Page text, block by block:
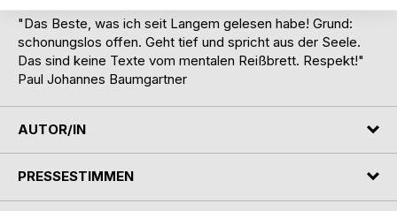
"Das Beste, was ich seit Langem gelesen habe! Grund:
schonungslos offen. Geht tief und spricht aus der Seele.
Das sind keine Texte vom mentalen Reißbrett. Respekt!"
Paul Johannes Baumgartner
AUTOR/IN
PRESSESTIMMEN